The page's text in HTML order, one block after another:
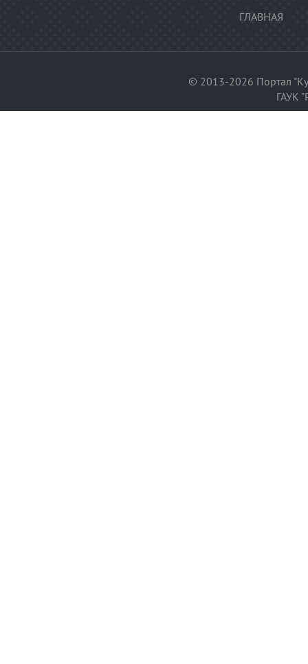
ГЛАВНАЯ
© 2013-2026 Портал
ГАУК